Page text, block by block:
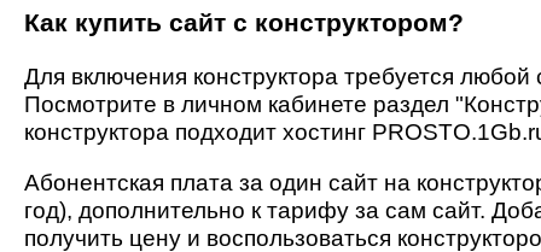
Как купить сайт с конструктором?
Для включения конструктора требуется
Посмотрите в личном кабинете раздел
конструктора подходит хостинг
Абонентская плата за один сайт на
год), дополнительно к тарифу за сам сайт.
получить цену и воспользоваться